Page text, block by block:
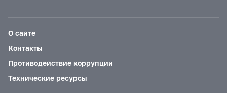
О сайте
Контакты
Противодействие коррупции
Технические ресурсы